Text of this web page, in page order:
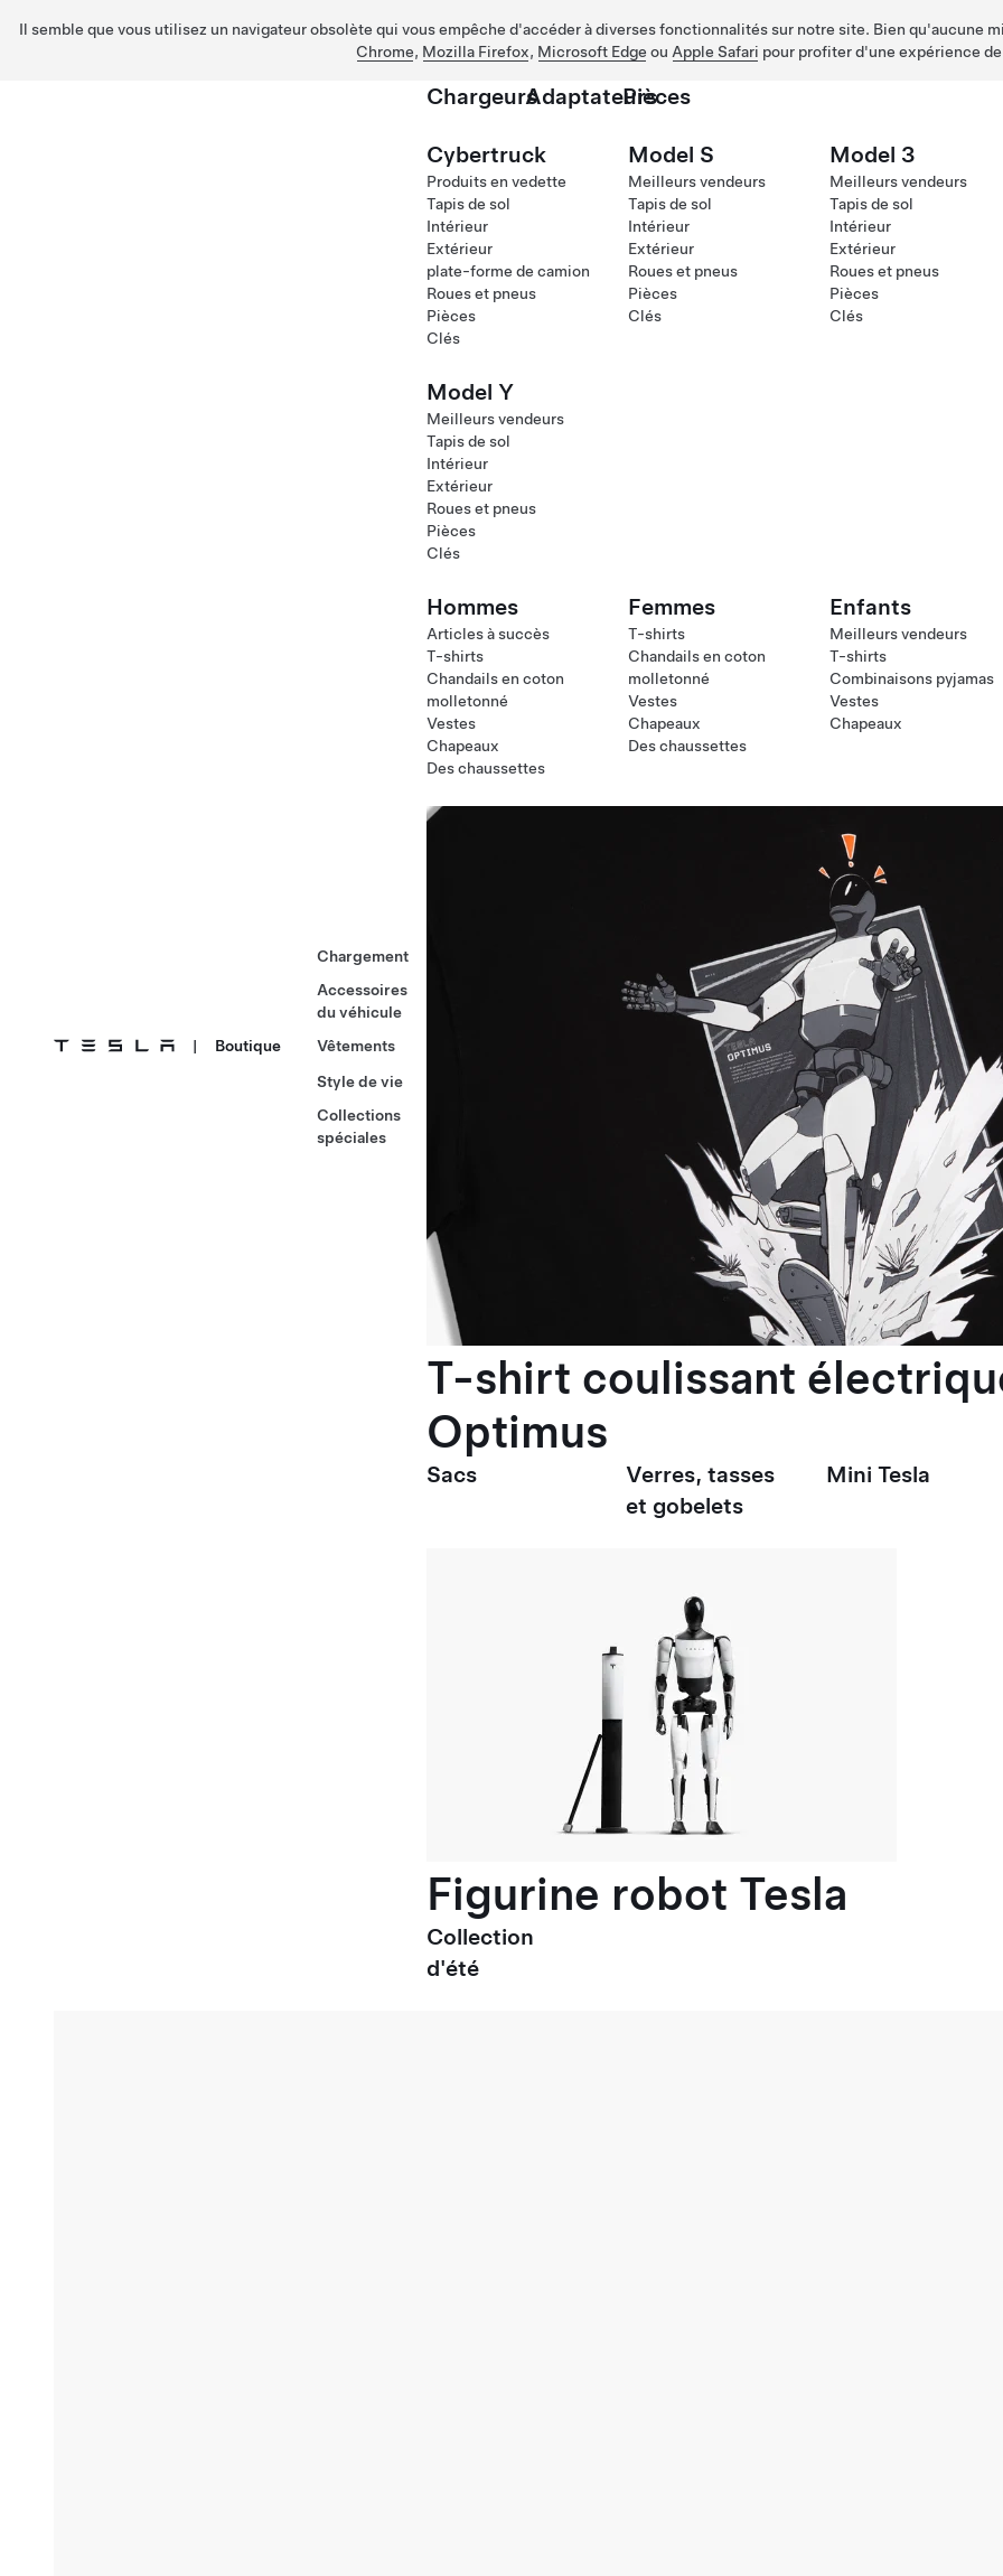
Il semble que vous utilisez un navigateur obsolète qui vous empêche d'accéder à diverses fonctionnalités sur notre site. Bien qu'aucune
Chrome, Mozilla Firefox, Microsoft Edge ou Apple Safari pour profiter d'une expérience
| Boutique
Chargement
Accessoires
du véhicule
Vêtements
Style de vie
Collections
spéciales
ChargeursAdaptateursPièces
Cybertruck
Produits en vedette
Tapis de sol
Intérieur
Extérieur
plate-forme de camion
Roues et pneus
Pièces
Clés
Model S
Meilleurs vendeurs
Tapis de sol
Intérieur
Extérieur
Roues et pneus
Pièces
Clés
Model 3
Meilleurs vendeurs
Tapis de sol
Intérieur
Extérieur
Roues et pneus
Pièces
Clés
Model Y
Meilleurs vendeurs
Tapis de sol
Intérieur
Extérieur
Roues et pneus
Pièces
Clés
Hommes
Articles à succès
T-shirts
Chandails en coton
molletonné
Vestes
Chapeaux
Des chaussettes
Femmes
T-shirts
Chandails en coton
molletonné
Vestes
Chapeaux
Des chaussettes
Enfants
Meilleurs vendeurs
T-shirts
Combinaisons pyjamas
Vestes
Chapeaux
T-shirt coulissant
Optimus
Sacs
Verres, tasses
et gobelets
Mini Tesla
Figurine robot Tesla
Collection
d'été